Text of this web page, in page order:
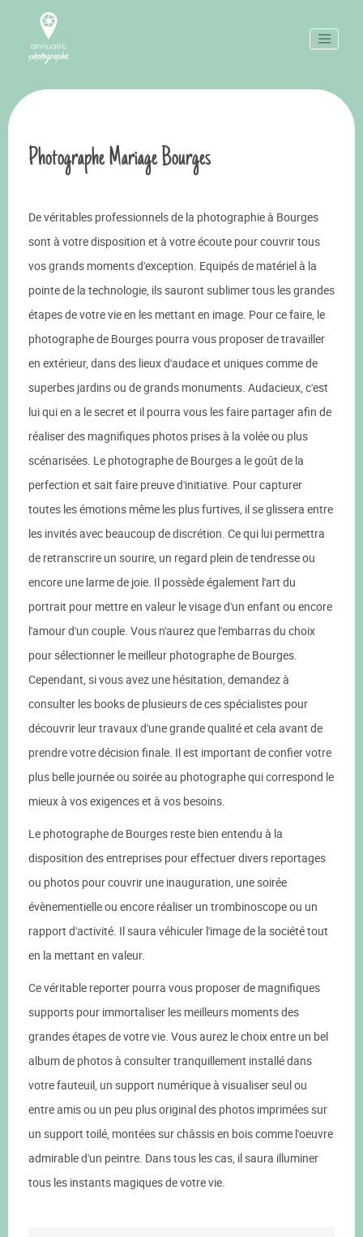
Photographe Mariage Bourges
De véritables professionnels de la photographie à Bourges
sont à votre disposition et à votre écoute pour couvrir tous
vos grands moments d'exception. Equipés de matériel à la
pointe de la technologie, ils sauront sublimer tous les grandes
étapes de votre vie en les mettant en image. Pour ce faire, le
photographe de Bourges pourra vous proposer de travailler
en extérieur, dans des lieux d'audace et uniques comme de
superbes jardins ou de grands monuments. Audacieux, c'est
lui qui en a le secret et il pourra vous les faire partager afin de
réaliser des magnifiques photos prises à la volée ou plus
scénarisées. Le photographe de Bourges a le goût de la
perfection et sait faire preuve d'initiative. Pour capturer
toutes les émotions même les plus furtives, il se glissera entre
les invités avec beaucoup de discrétion. Ce qui lui permettra
de retranscrire un sourire, un regard plein de tendresse ou
encore une larme de joie. Il possède également l'art du
portrait pour mettre en valeur le visage d'un enfant ou encore
l'amour d'un couple. Vous n'aurez que l'embarras du choix
pour sélectionner le meilleur photographe de Bourges.
Cependant, si vous avez une hésitation, demandez à
consulter les books de plusieurs de ces spécialistes pour
découvrir leur travaux d'une grande qualité et cela avant de
prendre votre décision finale. Il est important de confier votre
plus belle journée ou soirée au photographe qui correspond le
mieux à vos exigences et à vos besoins.
Le photographe de Bourges reste bien entendu à la
disposition des entreprises pour effectuer divers reportages
ou photos pour couvrir une inauguration, une soirée
évènementielle ou encore réaliser un trombinoscope ou un
rapport d'activité. Il saura véhiculer l'image de la société tout
en la mettant en valeur.
Ce véritable reporter pourra vous proposer de magnifiques
supports pour immortaliser les meilleurs moments des
grandes étapes de votre vie. Vous aurez le choix entre un bel
album de photos à consulter tranquillement installé dans
votre fauteuil, un support numérique à visualiser seul ou
entre amis ou un peu plus original des photos imprimées sur
un support toilé, montées sur châssis en bois comme l'oeuvre
admirable d'un peintre. Dans tous les cas, il saura illuminer
tous les instants magiques de votre vie.